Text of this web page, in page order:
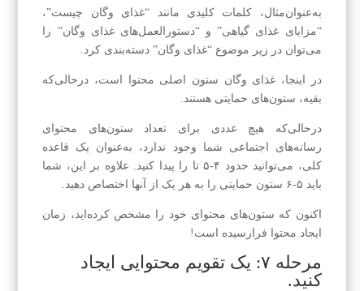
به‌عنوان‌مثال، کلمات کلیدی مانند “غذای وگان چیست”،
“مزایای غذای گیاهی” و “دستورالعمل‌های غذای وگان” را
می‌توان در زیر موضوع “غذای وگان” دسته‌بندی کرد.
در اینجا، غذای وگان ستون اصلی محتوا است، درحالی‌که
بقیه، ستون‌های حمایتی هستند.
درحالی‌که هیچ عددی برای تعداد ستون‌های محتوای
رسانه‌های اجتماعی شما وجود ندارد، به‌عنوان یک قاعده
کلی، می‌توانید حدود ۴-۵ تا را پیدا کنید. علاوه بر این، شما
باید ۵-۶ ستون حمایتی را به هر یک از آنها اختصاص دهید.
اکنون که ستون‌های محتوای خود را مشخص کرده‌اید، زمان
ایجاد محتوا فرارسیده است!
مرحله ۷: یک تقویم محتوایی ایجاد
کنید.